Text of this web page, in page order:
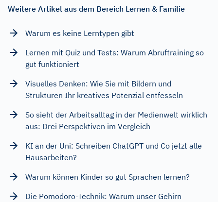
Weitere Artikel aus dem Bereich Lernen & Familie
Warum es keine Lerntypen gibt
Lernen mit Quiz und Tests: Warum Abruftraining so
gut funktioniert
Visuelles Denken: Wie Sie mit Bildern und
Strukturen Ihr kreatives Potenzial entfesseln
So sieht der Arbeitsalltag in der Medienwelt wirklich
aus: Drei Perspektiven im Vergleich
KI an der Uni: Schreiben ChatGPT und Co jetzt alle
Hausarbeiten?
Warum können Kinder so gut Sprachen lernen?
Die Pomodoro-Technik: Warum unser Gehirn